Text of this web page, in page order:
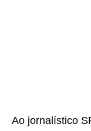
Ao jornalístico